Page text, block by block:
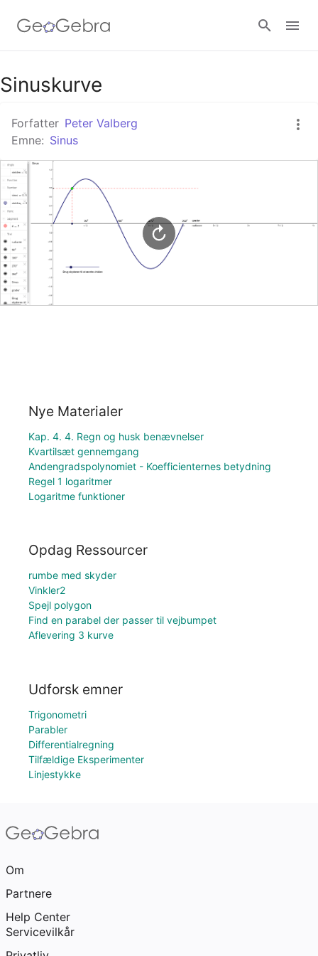
Google Classroom
GeoGebra Classroom
Sinuskurve
Forfatter Peter Valberg
Emne: Sinus
Nye Materialer
Kap. 4. 4. Regn og husk benævnelser
Kvartilsæt gennemgang
Andengradspolynomiet - Koefficienternes betydning
Regel 1 logaritmer
Logaritme funktioner
Opdag Ressourcer
rumbe med skyder
Vinkler2
Spejl polygon
Find en parabel der passer til vejbumpet
Aflevering 3 kurve
Udforsk emner
Trigonometri
Parabler
Differentialregning
Tilfældige Eksperimenter
Linjestykke
Om
Partnere
Help Center
Servicevilkår